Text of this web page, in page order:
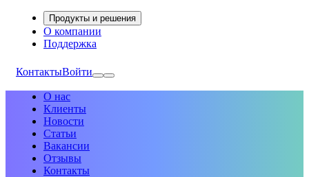
Продукты и решения
О компании
Поддержка
КонтактыВойти
О нас
Клиенты
Новости
Статьи
Вакансии
Отзывы
Контакты